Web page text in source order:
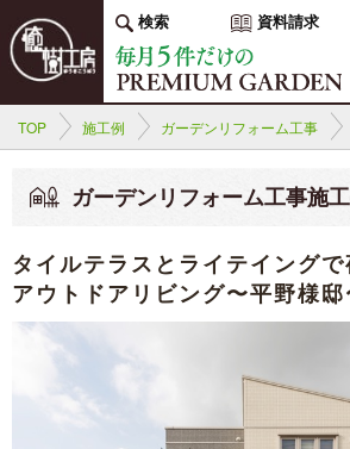
検索 資料請求
TOP 施工例 ガーデンリフォーム工事
ガーデンリフォーム工事施
タイルテラスとライテイング
アウトドアリビング〜平野様邸